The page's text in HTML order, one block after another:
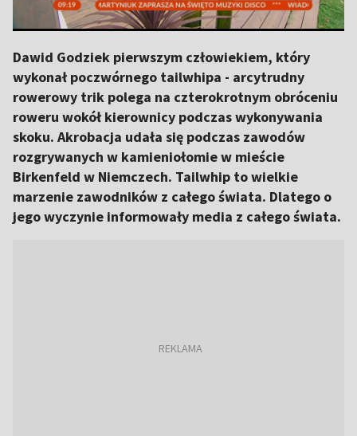
Dawid Godziek pierwszym człowiekiem, który
wykonał poczwórnego tailwhipa - arcytrudny
rowerowy trik polega na czterokrotnym obróceniu
roweru wokół kierownicy podczas wykonywania
skoku. Akrobacja udała się podczas zawodów
rozgrywanych w kamieniołomie w mieście
Birkenfeld w Niemczech. Tailwhip to wielkie
marzenie zawodników z całego świata. Dlatego o
jego wyczynie informowały media z całego świata.